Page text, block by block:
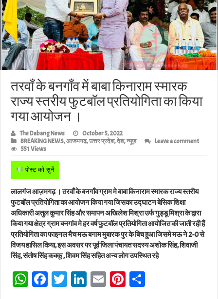
तरवाँ के बनगाँव में बाबा किनाराम स्मारक
राज्य स्तरीय फुटबॉल प्रतियोगिता का किया
गया आयोजन ।
The Dabang News
October 5, 2022
BREAKING NEWS,आजमगढ़,उत्तर प्रदेश,देश,न्यूज़
Leave a comment
551 Views
पोस्ट को सुनें
लालगंज आज़मगढ़ । तरवाँ के बनगाँव ग्राम मे बाबा किनाराम स्मारक राज्य स्तरीय
फुटबॉल प्रतियोगिता का आयोजन किया गया जिसका उद्घाटन बेसिक शिक्षा
अधिकारी अतुल कुमार सिंह और समापन अखिलेश मिश्रा उर्फ गुड्डू मिश्रा के द्वारा
किया गया क्षेत्र ग्राम बनगांव मे हर वर्ष फुटबॉल प्रतियोगिता आयोजित की जाती रही हैं
प्रतियोगिता का फाइनल मैच मऊ बनाम मुबारक पुर के बिच हुआ जिसमे मऊ ने 2-0 से
विजय हासिल किया, इस अवसर पर पूर्व जिला पंचायत सदस्य अशोक सिंह, शिवाजी
सिंह, संतोष सिंह कक्कू , शिवम सिंह सहित अन्य लोग उपस्थित रहे
W Fa T Li E Pi